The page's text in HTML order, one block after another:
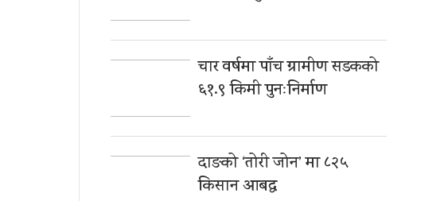
चार वर्षमा पाँच ग्रामीण सडकको
६१.९ किमी पुनःनिर्माण
दाङको ‘तोरी जोन’ मा ८२५
किसान आबद्ध